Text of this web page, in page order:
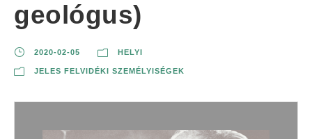
geológus)
2020-02-05 HELYI
JELES FELVIDÉKI SZEMÉLYISÉGEK